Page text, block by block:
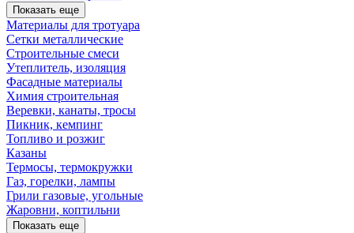
Показать еще
Материалы для тротуара
Сетки металлические
Строительные смеси
Утеплитель, изоляция
Фасадные материалы
Химия строительная
Веревки, канаты, тросы
Пикник, кемпинг
Топливо и розжиг
Казаны
Термосы, термокружки
Газ, горелки, лампы
Грили газовые, угольные
Жаровни, коптильни
Показать еще